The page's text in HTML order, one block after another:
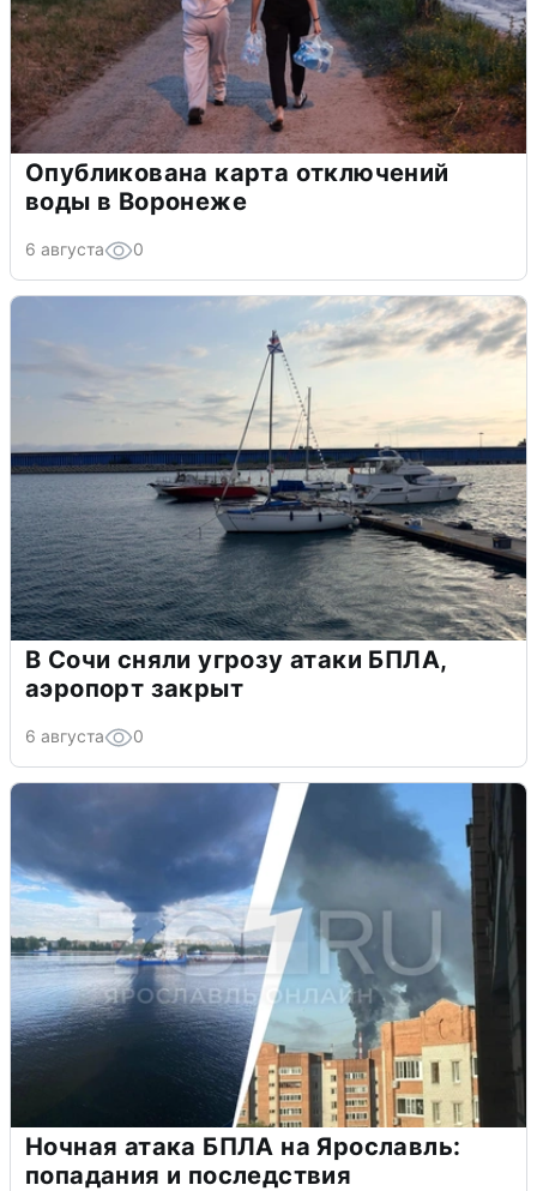
Опубликована карта отключений
воды в Воронеже
6 августа 0
В Сочи сняли угрозу атаки БПЛА,
аэропорт закрыт
6 августа 0
Ночная атака БПЛА на Ярославль:
попадания и последствия